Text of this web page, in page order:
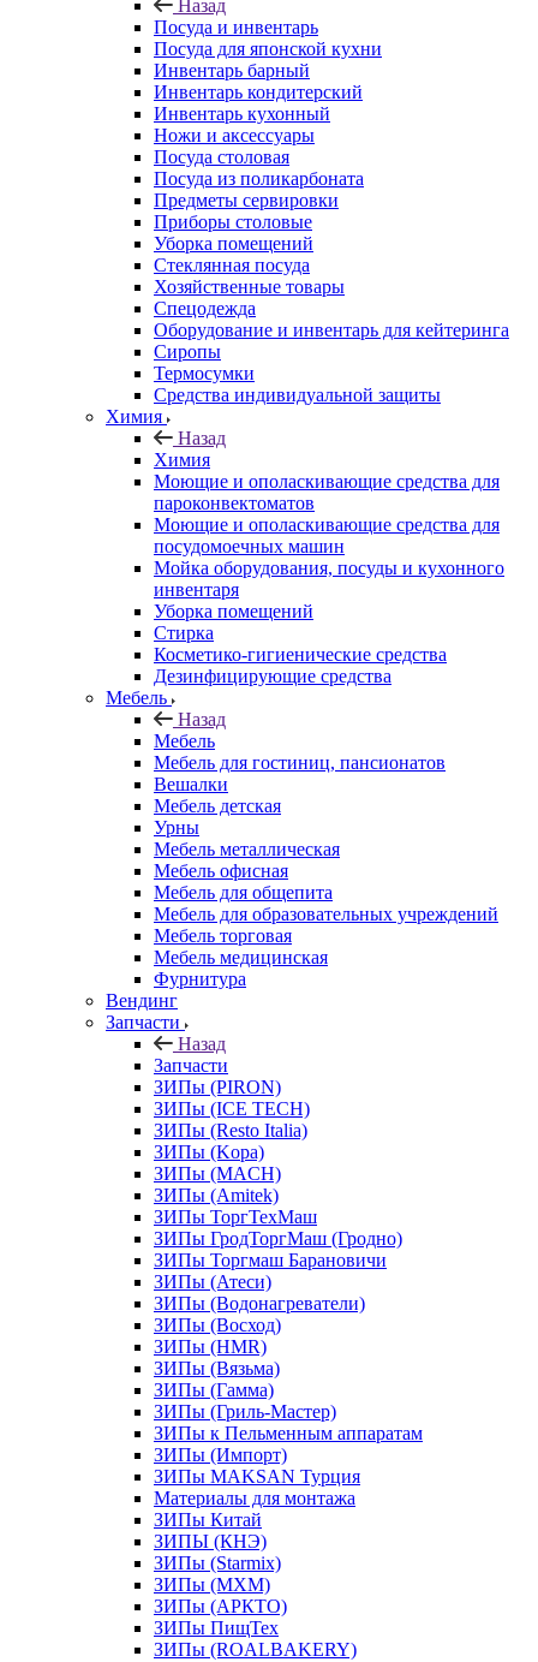
Назад
Посуда и инвентарь
Посуда для японской кухни
Инвентарь барный
Инвентарь кондитерский
Инвентарь кухонный
Ножи и аксессуары
Посуда столовая
Посуда из поликарбоната
Предметы сервировки
Приборы столовые
Уборка помещений
Стеклянная посуда
Хозяйственные товары
Спецодежда
Оборудование и инвентарь для кейтеринга
Сиропы
Термосумки
Средства индивидуальной защиты
Химия
Назад
Химия
Моющие и ополаскивающие средства для
пароконвектоматов
Моющие и ополаскивающие средства для
посудомоечных машин
Мойка оборудования, посуды и кухонного
инвентаря
Уборка помещений
Стирка
Косметико-гигиенические средства
Дезинфицирующие средства
Мебель
Назад
Мебель
Мебель для гостиниц, пансионатов
Вешалки
Мебель детская
Урны
Мебель металлическая
Мебель офисная
Мебель для общепита
Мебель для образовательных учреждений
Мебель торговая
Мебель медицинская
Фурнитура
Вендинг
Запчасти
Назад
Запчасти
ЗИПы (PIRON)
ЗИПы (ICE TECH)
ЗИПы (Resto Italia)
ЗИПы (Kopa)
ЗИПы (MACH)
ЗИПы (Amitek)
ЗИПы ТоргТехМаш
ЗИПы ГродТоргМаш (Гродно)
ЗИПы Торгмаш Барановичи
ЗИПы (Атеси)
ЗИПы (Водонагреватели)
ЗИПы (Восход)
ЗИПы (HMR)
ЗИПы (Вязьма)
ЗИПы (Гамма)
ЗИПы (Гриль-Мастер)
ЗИПы к Пельменным аппаратам
ЗИПы (Импорт)
ЗИПы MAKSAN Турция
Материалы для монтажа
ЗИПы Китай
ЗИПЫ (КНЭ)
ЗИПы (Starmix)
ЗИПы (МХМ)
ЗИПы (АРКТО)
ЗИПы ПищТех
ЗИПы (ROALBAKERY)